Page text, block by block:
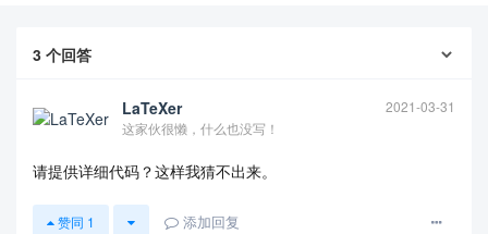
3 个回答
LaTeXer
2021-03-31
这家伙很懒，什么也没写！
请提供详细代码？这样我猜不出来。
赞同 1 添加回复